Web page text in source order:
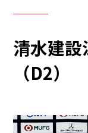
清水建設
（D2）